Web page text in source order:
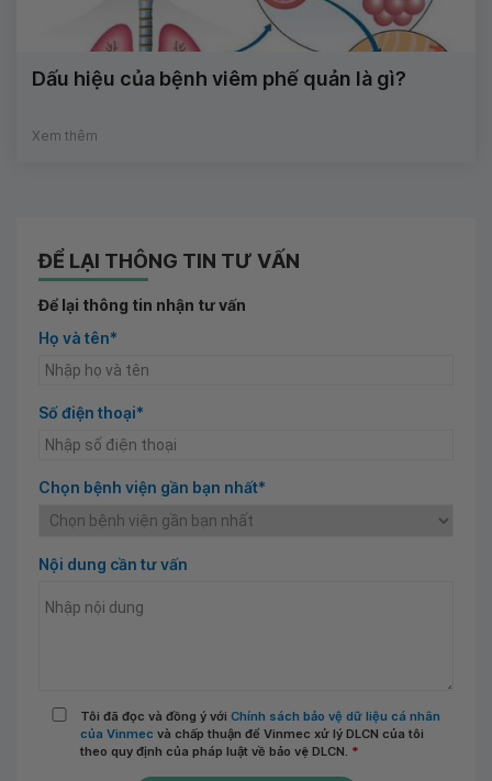
Dấu hiệu của bệnh viêm phế quản là gì?
Xem thêm
ĐỂ LẠI THÔNG TIN TƯ VẤN
Để lại thông tin nhận tư vấn
Họ và tên*
Số điện thoại*
Chọn bệnh viện gần bạn nhất*
Nội dung cần tư vấn
Tôi đã đọc và đồng ý với Chính sách bảo vệ dữ liệu cá nhân
của Vinmec và chấp thuận để Vinmec xử lý DLCN của tôi
theo quy định của pháp luật về bảo vệ DLCN. *